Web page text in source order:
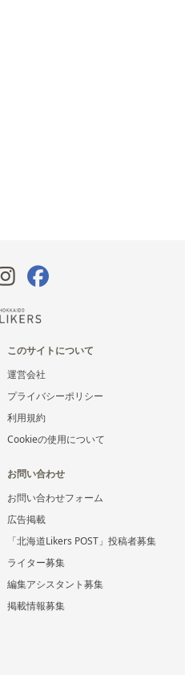
このサイトについて
運営会社
プライバシーポリシー
利用規約
Cookieの使用について
お問い合わせ
お問い合わせフォーム
広告掲載
「北海道Likers POST」投稿者募集
ライター募集
編集アシスタント募集
掲載情報募集